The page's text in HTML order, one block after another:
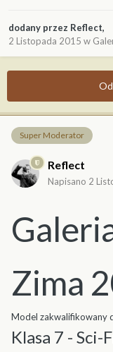
dodany przez Reflect,
2 Listopada 2015 w
Super Moderator
Reflect
Napisano 2
Zima
Model zakwalifikowany
Klasa 7 - Sci-